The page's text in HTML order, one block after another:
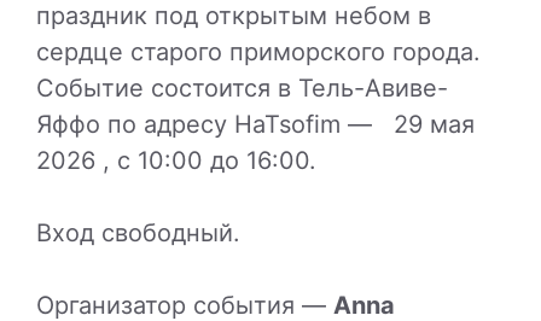
праздник под открытым небом в
сердце старого приморского города.
Событие состоится в Тель-Авиве-
Яффо по адресу HaTsofim — 29 мая
2026 , с 10:00 до 16:00.
Вход свободный.
Организатор события — Anna